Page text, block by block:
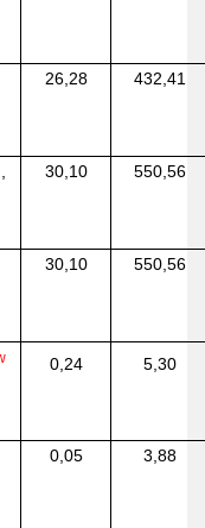
26,28 432,41
30,10 550,56
30,10 550,56
0,24 5,30
0,05 3,88